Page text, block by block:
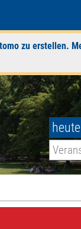
zu erstellen.
heute